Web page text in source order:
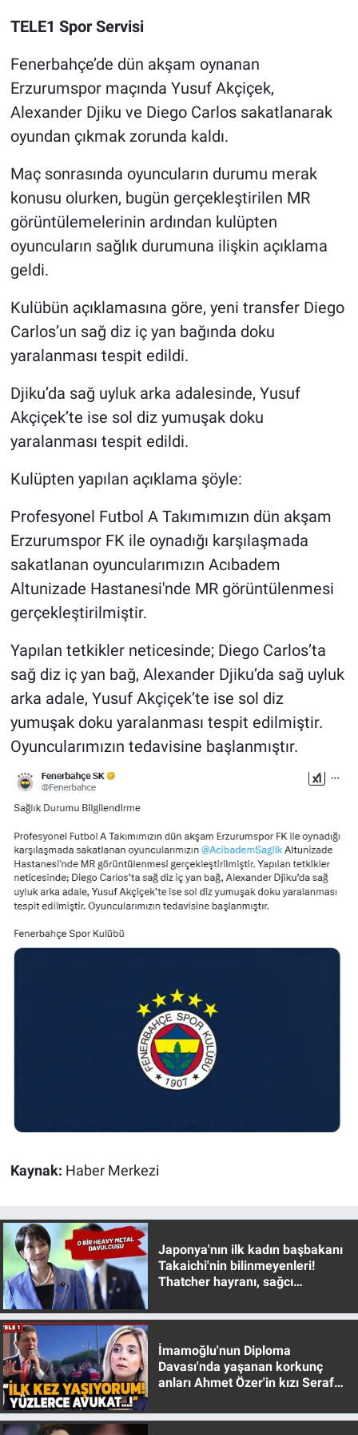
TELE1 Spor Servisi
Fenerbahçe’de dün akşam oynanan
Erzurumspor maçında Yusuf Akçiçek,
Alexander Djiku ve Diego Carlos sakatlanarak
oyundan çıkmak zorunda kaldı.
Maç sonrasında oyuncuların durumu merak
konusu olurken, bugün gerçekleştirilen MR
görüntülemelerinin ardından kulüpten
oyuncuların sağlık durumuna ilişkin açıklama
geldi.
Kulübün açıklamasına göre, yeni transfer Diego
Carlos’un sağ diz iç yan bağında doku
yaralanması tespit edildi.
Djiku’da sağ uyluk arka adalesinde, Yusuf
Akçiçek’te ise sol diz yumuşak doku
yaralanması tespit edildi.
Kulüpten yapılan açıklama şöyle:
Profesyonel Futbol A Takımımızın dün akşam
Erzurumspor FK ile oynadığı karşılaşmada
sakatlanan oyuncularımızın Acıbadem
Altunizade Hastanesi'nde MR görüntülenmesi
gerçekleştirilmiştir.
Yapılan tetkikler neticesinde; Diego Carlos’ta
sağ diz iç yan bağ, Alexander Djiku’da sağ uyluk
arka adale, Yusuf Akçiçek’te ise sol diz
yumuşak doku yaralanması tespit edilmiştir.
Oyuncularımızın tedavisine başlanmıştır.
Kaynak: Haber Merkezi
Japonya'nın ilk kadın başbakanı
Takaichi'nin bilinmeyenleri!
Thatcher hayranı, sağcı
İmamoğlu'nun Diploma
Davası'nda yaşanan korkunç
anları Ahmet Özer'in kızı Seraf
Gündem Özel
Günün görüntüsü
Haber
Kimdir
Koronavirüs
Ne demişti
Nedir
Popüler
Programlar
Sağlık
Spor
Teknoloji
Türkiye'nin Geleceği
Türkiye'nin Gündemi
Yerel Gündem
Yerel Yaşam
Canlı Yayın